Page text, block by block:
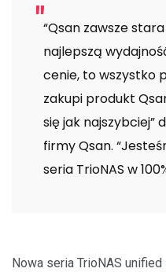
“Qsan zawsze
najlepszą
cenie, to wszystko
zakupi produkt
się jak najszybciej”
firmy Qsan.
seria TrioNAS w
Nowa seria TrioNAS